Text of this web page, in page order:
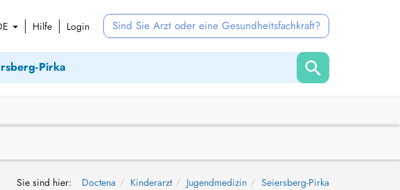
Hilfe Login Sind Sie Arzt oder eine Gesundheitsfachkraft?
Sie sind hier: Doctena Kinderarzt Jugendmedizin Seiersberg-Pirka